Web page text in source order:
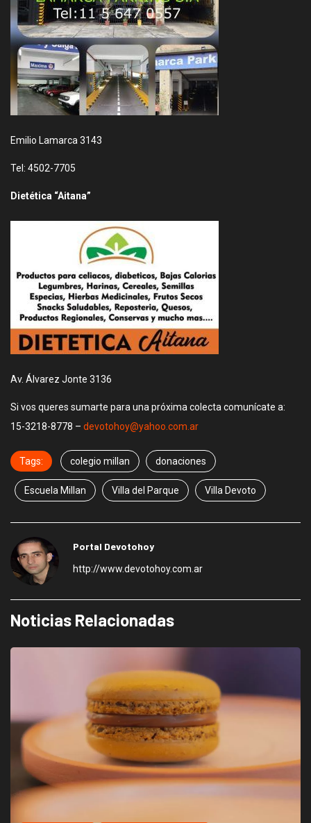
Emilio Lamarca 3143
Tel: 4502-7705
Dietética “Aitana”
Av. Álvarez Jonte 3136
Si vos queres sumarte para una próxima colecta comunícate a:
15-3218-8778 – devotohoy@yahoo.com.ar
Tags: colegio millan donaciones
Escuela Millan Villa del Parque Villa Devoto
Portal Devotohoy
http://www.devotohoy.com.ar
Noticias Relacionadas